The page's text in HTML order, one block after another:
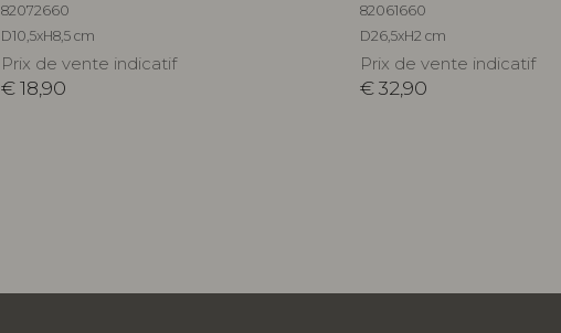
82072660
D10,5xH8,5 cm
Prix de vente indicatif
€18,90
82061660
D26,5xH2 cm
Prix de vente indicatif
€ 32,90